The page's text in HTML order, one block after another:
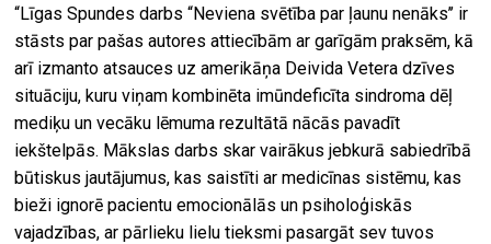
“Līgas Spundes darbs “Neviena svētība par ļaunu nenāks’’ ir
stāsts par pašas autores attiecībām ar garīgām praksēm, kā
arī izmanto atsauces uz amerikāņa Deivida Vetera dzīves
situāciju, kuru viņam kombinēta imūndeficīta sindroma dēļ
mediķu un vecāku lēmuma rezultātā nācās pavadīt
iekštelpās. Mākslas darbs skar vairākus jebkurā sabiedrībā
būtiskus jautājumus, kas saistīti ar medicīnas sistēmu, kas
bieži ignorē pacientu emocionālās un psiholoģiskās
vajadzības, ar pārlieku lielu tieksmi pasargāt sev tuvos